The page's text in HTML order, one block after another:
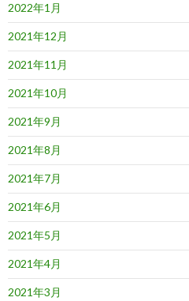
2022年1月
2021年12月
2021年11月
2021年10月
2021年9月
2021年8月
2021年7月
2021年6月
2021年5月
2021年4月
2021年3月